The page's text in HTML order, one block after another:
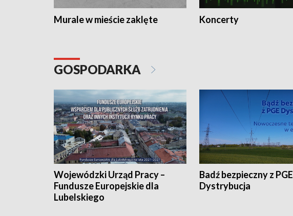
Murale w mieście zaklęte Koncerty
GOSPODARKA
Wojewódzki Urząd Pracy –
Fundusze Europejskie dla
Lubelskiego
Badź bezpieczny z PGE
Dystrybucja